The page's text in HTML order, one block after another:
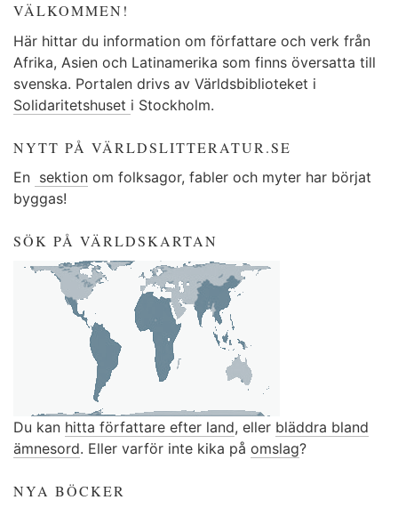
VÄLKOMMEN!
Här hittar du information om författare och verk från
Afrika, Asien och Latinamerika som finns översatta till
svenska. Portalen drivs av Världsbiblioteket i
Solidaritetshuset i Stockholm.
NYTT PÅ VÄRLDSLITTERATUR.SE
En sektion om folksagor, fabler och myter har börjat
byggas!
SÖK PÅ VÄRLDSKARTAN
Du kan hitta författare efter land, eller bläddra bland
ämnesord. Eller varför inte kika på omslag?
NYA BÖCKER